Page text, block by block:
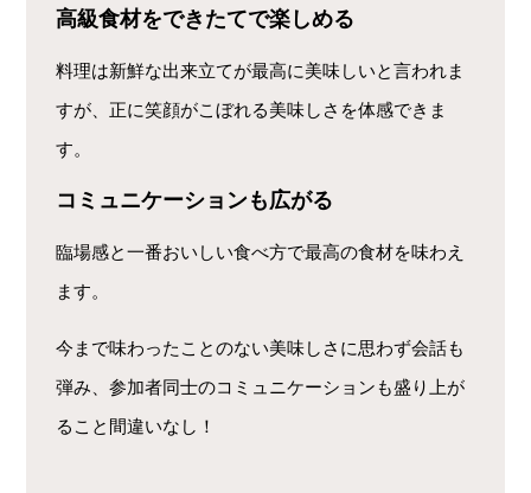
高級食材をできたてで楽しめる
料理は新鮮な出来立てが最高に美味しいと言われま
すが、正に笑顔がこぼれる美味しさを体感できま
す。
コミュニケーションも広がる
臨場感と一番おいしい食べ方で最高の食材を味わえ
ます。
今まで味わったことのない美味しさに思わず会話も
弾み、参加者同士のコミュニケーションも盛り上が
ること間違いなし！